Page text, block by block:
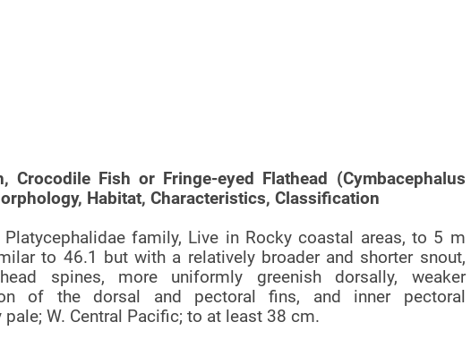
Crocodile Fish or Fringe-eyed Flathead (Cymbacephalus
Habitat, Characteristics, Classification
Platycephalidae family, Live in Rocky coastal areas, to 5 m
to 46.1 but with a relatively broader and shorter snout,
spines, more uniformly greenish dorsally, weaker
of the dorsal and pectoral fins, and inner pectoral
W. Central Pacific; to at least 38 cm.